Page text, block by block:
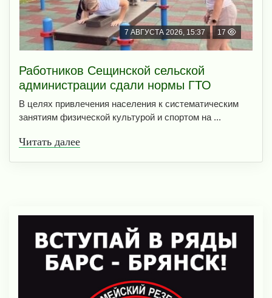
7 АВГУСТА 2026, 15:37 17
Работников Сещинской сельской
администрации сдали нормы ГТО
В целях привлечения населения к систематическим
занятиям физической культурой и спортом на ...
Читать далее